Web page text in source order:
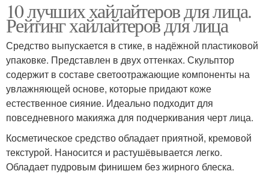
10 лучших хайлайтеров для лица.
Рейтинг хайлайтеров для лица
Средство выпускается в стике, в надёжной пластиковой
упаковке. Представлен в двух оттенках. Скульптор
содержит в составе светоотражающие компоненты на
увлажняющей основе, которые придают коже
естественное сияние. Идеально подходит для
повседневного макияжа для подчеркивания черт лица.
Косметическое средство обладает приятной, кремовой
текстурой. Наносится и растушёвывается легко.
Обладает пудровым финишем без жирного блеска.